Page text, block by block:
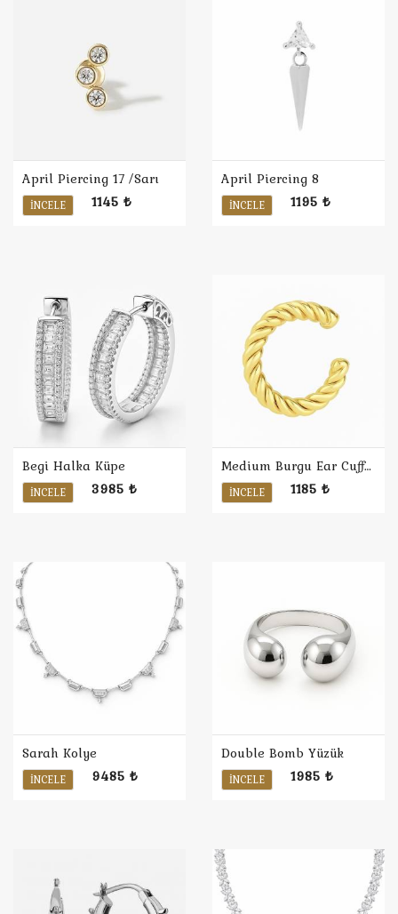
April Piercing 17 /Sarı
İNCELE 1145 ₺
April Piercing 8
İNCELE 1195 ₺
Begi Halka Küpe
İNCELE 3985 ₺
Medium Burgu Ear Cuff / Sarı
İNCELE 1185 ₺
Sarah Kolye
İNCELE 9485 ₺
Double Bomb Yüzük
İNCELE 1985 ₺